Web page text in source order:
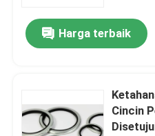
Harga terbaik
Cincin